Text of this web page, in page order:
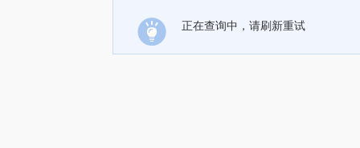
正在查询中，请刷新重试